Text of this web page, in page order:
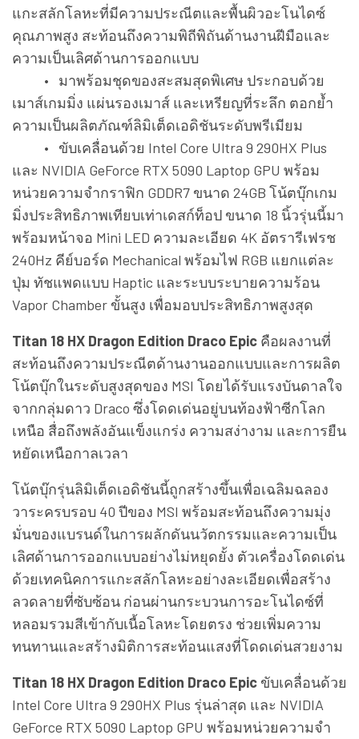
แกะสลักโลหะที่มีความประณีตและพื้นผิวอะโนไดซ์
คุณภาพสูง สะท้อนถึงความพิถีพิถันด้านงานฝีมือและ
ความเป็นเลิศด้านการออกแบบ
• มาพร้อมชุดของสะสมสุดพิเศษ ประกอบด้วย
เมาส์เกมมิ่ง แผ่นรองเมาส์ และเหรียญที่ระลึก ตอกย้ำ
ความเป็นผลิตภัณฑ์ลิมิเต็ดเอดิชันระดับพรีเมียม
• ขับเคลื่อนด้วย Intel Core Ultra 9 290HX Plus
และ NVIDIA GeForce RTX 5090 Laptop GPU พร้อม
หน่วยความจำกราฟิก GDDR7 ขนาด 24GB โน้ตบุ๊กเกม
มิ่งประสิทธิภาพเทียบเท่าเดสก์ท็อป ขนาด 18 นิ้วรุ่นนี้มา
พร้อมหน้าจอ Mini LED ความละเอียด 4K อัตรารีเฟรช
240Hz คีย์บอร์ด Mechanical พร้อมไฟ RGB แยกแต่ละ
ปุ่ม ทัชแพดแบบ Haptic และระบบระบายความร้อน
Vapor Chamber ขั้นสูง เพื่อมอบประสิทธิภาพสูงสุด
Titan 18 HX Dragon Edition Draco Epic คือผลงานที่
สะท้อนถึงความประณีตด้านงานออกแบบและการผลิต
โน้ตบุ๊กในระดับสูงสุดของ MSI โดยได้รับแรงบันดาลใจ
จากกลุ่มดาว Draco ซึ่งโดดเด่นอยู่บนท้องฟ้าซีกโลก
เหนือ สื่อถึงพลังอันแข็งแกร่ง ความสง่างาม และการยืน
หยัดเหนือกาลเวลา
โน้ตบุ๊กรุ่นลิมิเต็ดเอดิชันนี้ถูกสร้างขึ้นเพื่อเฉลิมฉลอง
วาระครบรอบ 40 ปีของ MSI พร้อมสะท้อนถึงความมุ่ง
มั่นของแบรนด์ในการผลักดันนวัตกรรมและความเป็น
เลิศด้านการออกแบบอย่างไม่หยุดยั้ง ตัวเครื่องโดดเด่น
ด้วยเทคนิคการแกะสลักโลหะอย่างละเอียดเพื่อสร้าง
ลวดลายที่ซับซ้อน ก่อนผ่านกระบวนการอะโนไดซ์ที่
หลอมรวมสีเข้ากับเนื้อโลหะโดยตรง ช่วยเพิ่มความ
ทนทานและสร้างมิติการสะท้อนแสงที่โดดเด่นสวยงาม
Titan 18 HX Dragon Edition Draco Epic ขับเคลื่อนด้วย
Intel Core Ultra 9 290HX Plus รุ่นล่าสุด และ NVIDIA
GeForce RTX 5090 Laptop GPU พร้อมหน่วยความจำ